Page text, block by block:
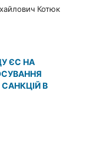
Котюк
ЄС НА
В